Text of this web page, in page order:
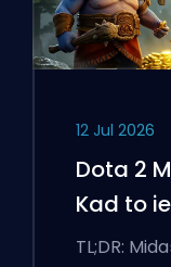
12 Jul 2026
Dota 2
Kad to
TL;DR: